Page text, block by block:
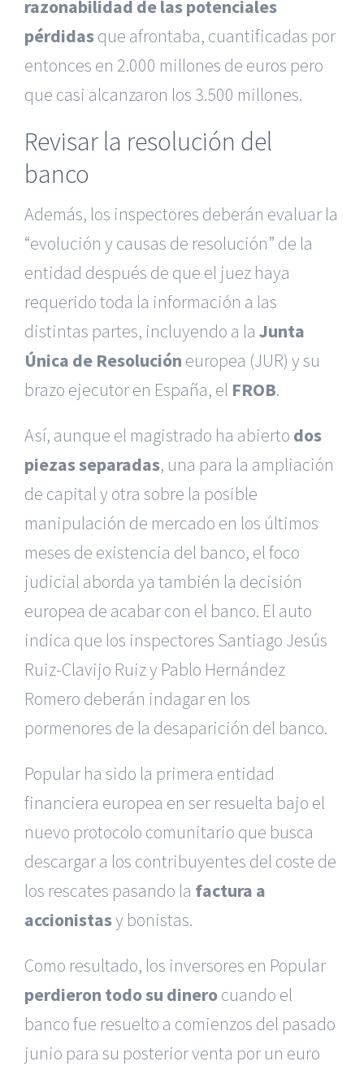
razonabilidad de las potenciales
pérdidasque afrontaba, cuantificadas por
entonces en 2.000 millones de euros pero
que casi alcanzaron los 3.500 millones.
Revisar la resolución del
banco
Además, los inspectores deberán evaluar la
“evolución y causas de resolución” de la
entidad después de que el juez haya
requerido toda la información a las
distintas partes, incluyendo a la Junta
Única de Resolución europea (JUR) y su
brazo ejecutor en España, el FROB.
Así, aunque el magistrado ha abierto dos
piezas separadas, una para la ampliación
de capital y otra sobre la posible
manipulación de mercado en los últimos
meses de existencia del banco, el foco
judicial aborda ya también la decisión
europea de acabar con el banco. El auto
indica que los inspectores Santiago Jesús
Ruiz-Clavijo Ruiz y Pablo Hernández
Romero deberán indagar en los
pormenores de la desaparición del banco.
Popular ha sido la primera entidad
financiera europea en ser resuelta bajo el
nuevo protocolo comunitario que busca
descargar a los contribuyentes del coste de
los rescates pasando la factura a
accionistasy bonistas.
Como resultado, los inversores en Popular
perdieron todo su dinerocuando el
banco fue resuelto a comienzos del pasado
junio para su posterior venta por un euro